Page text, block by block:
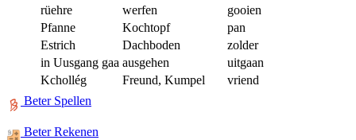
rüehre
werfen
gooien
Pfanne
Kochtopf
pan
Estrich
Dachboden
zolder
in Uusgang gaa ausgehen
uitgaan
Kchollég
Freund, Kumpel
vriend
Beter Spellen
Beter Rekenen